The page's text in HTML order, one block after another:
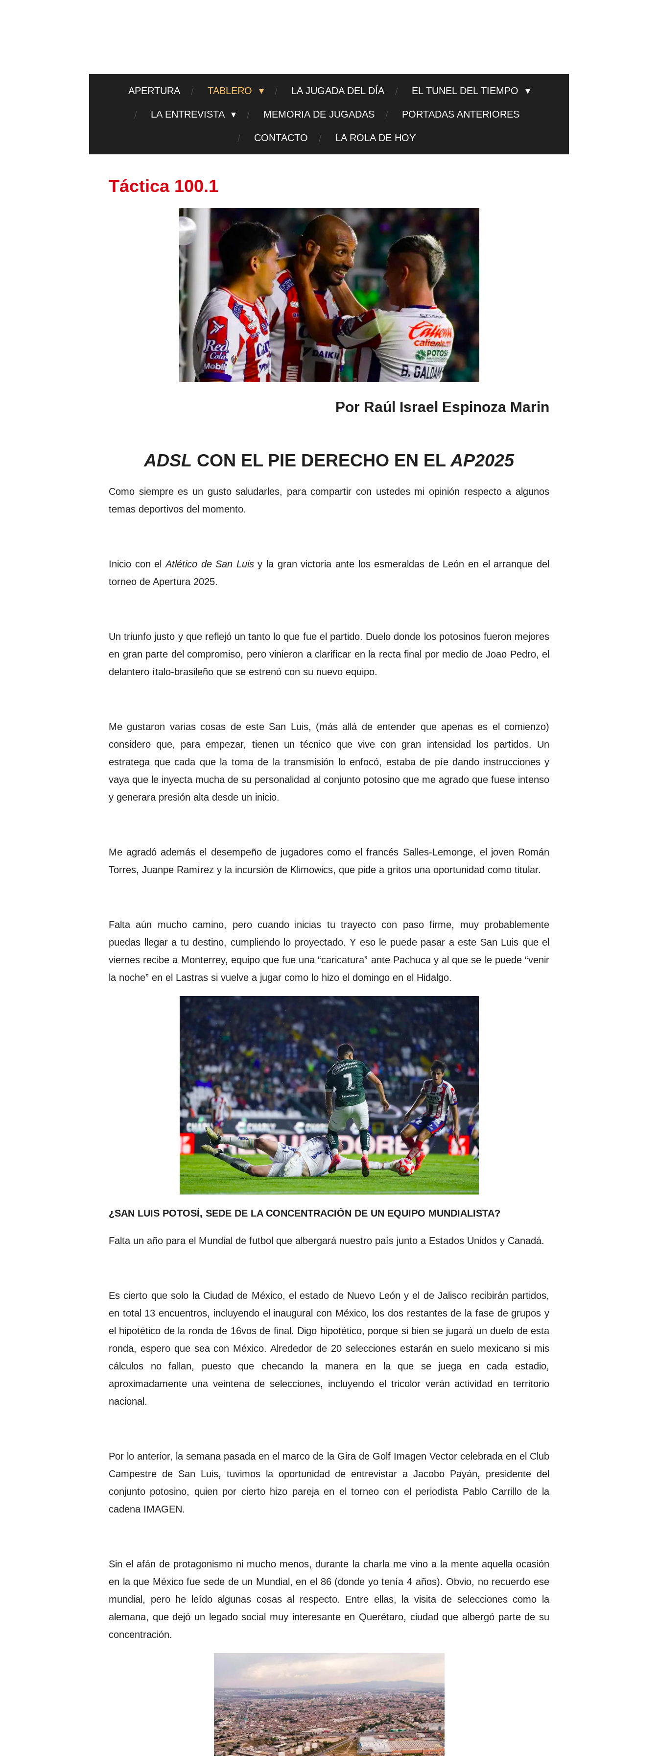
APERTURA TABLERO LA JUGADA DEL DÍA EL TUNEL DEL TIEMPO
LA ENTREVISTA MEMORIA DE JUGADAS PORTADAS ANTERIORES
CONTACTO LA ROLA DE HOY
Táctica 100.1
Por Raúl Israel Espinoza Marin
ADSL CON EL PIE DERECHO EN EL AP2025
Como siempre es un gusto saludarles, para compartir con ustedes mi opinión respecto a algunos
temas deportivos del momento.
Inicio con elAtlético de San Luisy la gran victoria ante los esmeraldas de León en el arranque del
torneo de Apertura 2025.
Un triunfo justo y que reflejó un tanto lo que fue el partido. Duelo donde los potosinos fueron mejores
en gran parte del compromiso, pero vinieron a clarificar en la recta final por medio de Joao Pedro, el
delantero ítalo-brasileño que se estrenó con su nuevo equipo.
Me gustaron varias cosas de este San Luis, (más allá de entender que apenas es el comienzo)
considero que, para empezar, tienen un técnico que vive con gran intensidad los partidos. Un
estratega que cada que la toma de la transmisión lo enfocó, estaba de píe dando instrucciones y
vaya que le inyecta mucha de su personalidad al conjunto potosino que me agrado que fuese intenso
y generara presión alta desde un inicio.
Me agradó además el desempeño de jugadores como el francés Salles-Lemonge, el joven Román
Torres, Juanpe Ramírez y la incursión de Klimowics, que pide a gritos una oportunidad como titular.
Falta aún mucho camino, pero cuando inicias tu trayecto con paso firme, muy probablemente
puedas llegar a tu destino, cumpliendo lo proyectado. Y eso le puede pasar a este San Luis que el
viernes recibe a Monterrey, equipo que fue una “caricatura” ante Pachuca y al que se le puede “venir
la noche” en el Lastras si vuelve a jugar como lo hizo el domingo en el Hidalgo.
¿SAN LUIS POTOSÍ, SEDE DE LA CONCENTRACIÓN DE UN EQUIPO MUNDIALISTA?
Falta un año para el Mundial de futbol que albergará nuestro país junto a Estados Unidos y Canadá.
Es cierto que solo la Ciudad de México, el estado de Nuevo León y el de Jalisco recibirán partidos,
en total 13 encuentros, incluyendo el inaugural con México, los dos restantes de la fase de grupos y
el hipotético de la ronda de 16vos de final. Digo hipotético, porque si bien se jugará un duelo de esta
ronda, espero que sea con México. Alrededor de 20 selecciones estarán en suelo mexicano si mis
cálculos no fallan, puesto que checando la manera en la que se juega en cada estadio,
aproximadamente una veintena de selecciones, incluyendo el tricolor verán actividad en territorio
nacional.
Por lo anterior, la semana pasada en el marco de la Gira de Golf Imagen Vector celebrada en el Club
Campestre de San Luis, tuvimos la oportunidad de entrevistar a Jacobo Payán, presidente del
conjunto potosino, quien por cierto hizo pareja en el torneo con el periodista Pablo Carrillo de la
cadena IMAGEN.
Sin el afán de protagonismo ni mucho menos, durante la charla me vino a la mente aquella ocasión
en la que México fue sede de un Mundial, en el 86 (donde yo tenía 4 años). Obvio, no recuerdo ese
mundial, pero he leído algunas cosas al respecto. Entre ellas, la visita de selecciones como la
alemana, que dejó un legado social muy interesante en Querétaro, ciudad que albergó parte de su
concentración.